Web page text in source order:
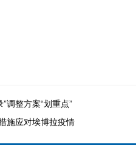
调整方案“划重点”
施应对埃博拉疫情